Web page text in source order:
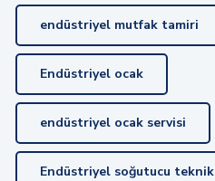
endüstriyel mutfak tamiri
Endüstriyel ocak
endüstriyel ocak servisi
Endüstriyel soğutucu teknik